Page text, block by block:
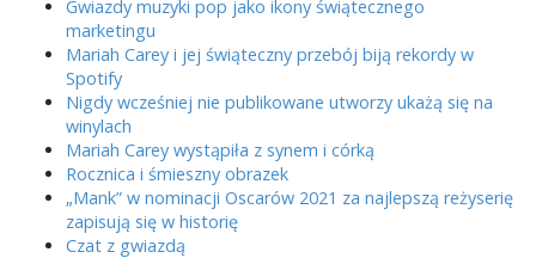
Gwiazdy muzyki pop jako ikony świątecznego
marketingu
Mariah Carey i jej świąteczny przebój biją rekordy w
Spotify
Nigdy wcześniej nie publikowane utworzy ukażą się na
winylach
Mariah Carey wystąpiła z synem i córką
Rocznica i śmieszny obrazek
„Mank” w nominacji Oscarów 2021 za najlepszą reżyserię
zapisują się w historię
Czat z gwiazdą